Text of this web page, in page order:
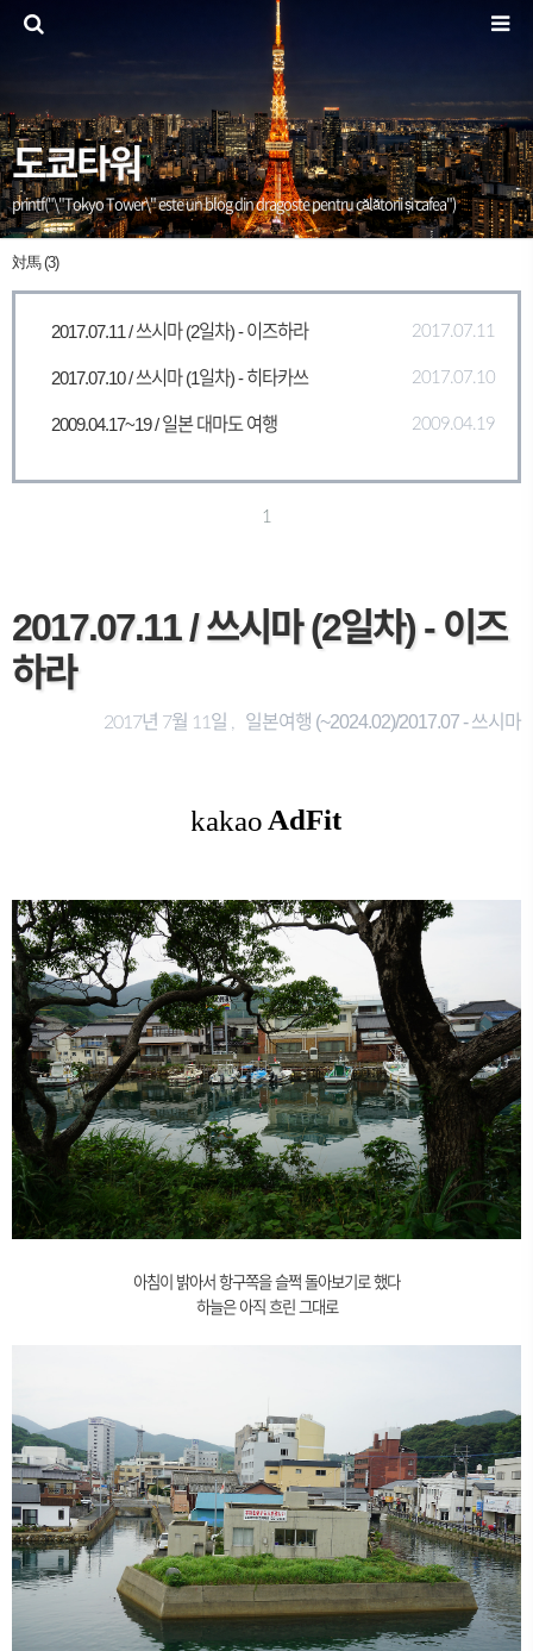
도쿄타워
printf("\"Tokyo Tower\" este un blog din dragoste pentru călătorii și cafea")
対馬 (3)
2017.07.11 / 쓰시마 (2일차) - 이즈하라 2017.07.11
2017.07.10 / 쓰시마 (1일차) - 히타카쓰 2017.07.10
2009.04.17~19 / 일본 대마도 여행 2009.04.19
1
2017.07.11 / 쓰시마 (2일차) - 이즈
하라
2017년 7월 11일 , 일본여행 (~2024.02)/2017.07 - 쓰시마
아침이 밝아서 항구쪽을 슬쩍 돌아보기로 했다
하늘은 아직 흐린 그대로